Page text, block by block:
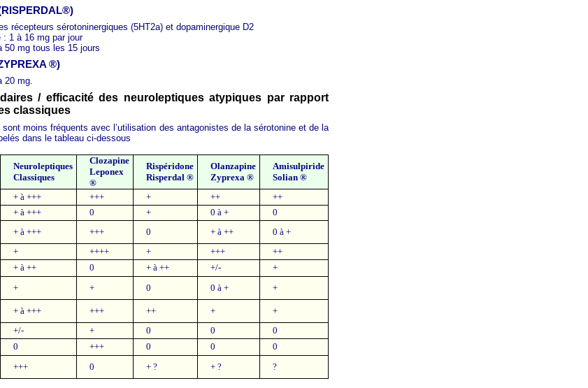
récepteurs sérotoninergiques (5HT2a) et dopaminergique D2
: 1 à 16 mg par jour
50 mg tous les 15 jours
®)
20 mg.
/ efficacité des neuroleptiques atypiques par rapport
classiques
moins fréquents avec l’utilisation des antagonistes de la sérotonine et de la
dans le tableau ci-dessous
Neuroleptiques
Classiques
Clozapine
Leponex
®
Rispéridone
Risperdal ®
Olanzapine
Zyprexa ®
Amisulpiride
Solian ®
+ à +++ +++ + ++
++
+ à +++ 0 + 0 à +
0
+ à +++ +++ 0 + à ++
0 à +
+ ++++ + +++
++
+ à ++ 0 + à ++ +/-
+
+ + 0 0 à +
+
+ à +++ +++ ++ +
+
+/- + 0 0
0
0 +++ 0 0
0
+++ 0 + ? + ? ?